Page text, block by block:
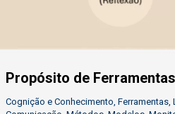
Propósito de
Cognição e Conhecimento Ferramentas